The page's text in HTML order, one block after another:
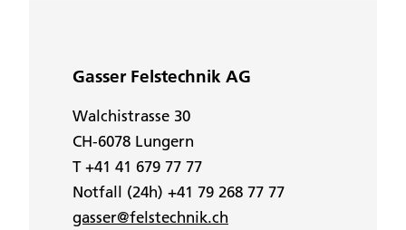
Gasser Felstechnik AG
Walchistrasse 30
CH-6078 Lungern
T +41 41 679 77 77
Notfall (24h) +41 79 268 77 77
gasser@felstechnik.ch